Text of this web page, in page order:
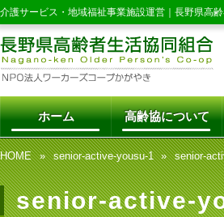
介護サービス・地域福祉事業施設運営｜ 長野県高
ホーム 高齢協について
HOME senior-active-yousu-1 senior-
senior-active-